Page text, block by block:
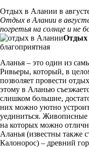
Отдых в Алании в
Отдых в Алании в
погретья на солнце и не
Отдых
благоприятная
Аланья – это один из
Ривьеры, который, в
позволяет провести
этому в Аланью
слишком большие,
них можно уютно
уединиться. Живописные
на которых можно
Аланья (известны также
Калонорос) – древний